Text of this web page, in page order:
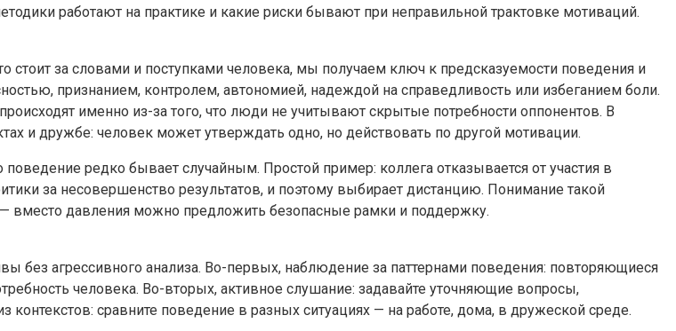
работают на практике и какие риски бывают при неправильной трактовке мотиваций.
за словами и поступками человека, мы получаем ключ к предсказуемости поведения и
признанием, контролем, автономией, надеждой на справедливость или избеганием боли.
именно из-за того, что люди не учитывают скрытые потребности оппонентов. В
и дружбе: человек может утверждать одно, но действовать по другой мотивации.
редко бывает случайным. Простой пример: коллега отказывается от участия в
за несовершенство результатов, и поэтому выбирает дистанцию. Понимание такой
вместо давления можно предложить безопасные рамки и поддержку.
без агрессивного анализа. Во-первых, наблюдение за паттернами поведения: повторяющиеся
человека. Во-вторых, активное слушание: задавайте уточняющие вопросы,
сравните поведение в разных ситуациях — на работе, дома, в дружеской среде.